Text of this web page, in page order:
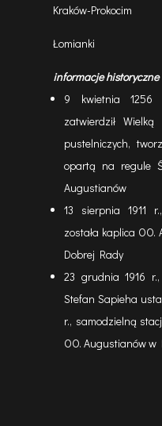
Kraków-Prokocim
Łomianki
informacje historyczne
9 kwietnia 1256
zatwierdził
pustelniczych,
opartą na regule
Augustianów
13 sierpnia 1911
została kaplica
Dobrej Rady
23 grudnia 1916
Stefan Sapieha
r., samodzielną
OO. Augustianów w